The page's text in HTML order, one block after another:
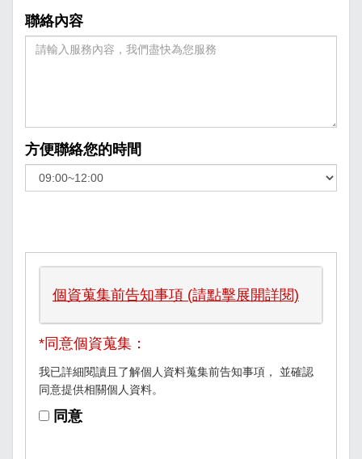
聯絡內容
方便聯絡您的時間
個資蒐集前告知事項 (請點擊展開詳閱)
*同意個資蒐集：
我已詳細閱讀且了解個人資料蒐集前告知事項， 並確認
同意提供相關個人資料。
同意